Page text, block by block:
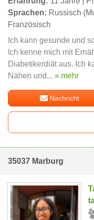
Sprachen: Russisch
Französisch
Ich kann gesunde und
Ich kenne mich mit
Diabetikerdiät aus. Ich
Nähen und... » mehr
Nachricht
35037 Marburg